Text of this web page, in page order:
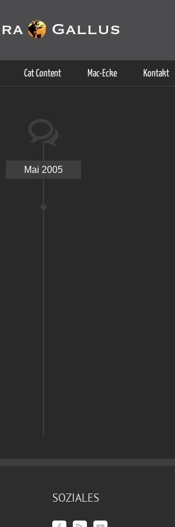
Cat Content Mac-Ecke Kontakt
Mai 2005
SOZIALES
dieser Webseite erklären Sie sich
Informationen